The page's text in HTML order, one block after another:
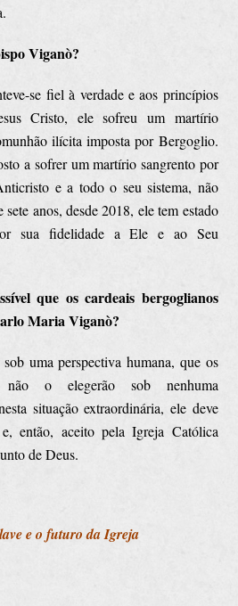
Viganò?
se fiel à verdade e aos princípios
Cristo, ele sofreu um martírio
ilícita imposta por Bergoglio.
a sofrer um martírio sangrento por
e a todo o seu sistema, não
anos, desde 2018, ele tem estado
sua fidelidade a Ele e ao Seu
que os cardeais bergoglianos
Maria Viganò?
uma perspectiva humana, que os
não o elegerão sob nenhuma
situação extraordinária, ele deve
então, aceito pela Igreja Católica
de Deus.
e o futuro da Igreja